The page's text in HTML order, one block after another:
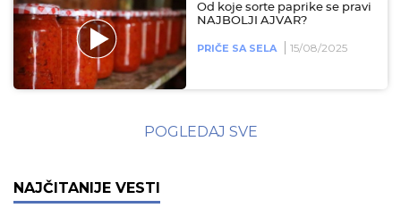
Od koje sorte paprike se pravi
NAJBOLJI AJVAR?
PRIČE SA SELA 15/08/2025
POGLEDAJ SVE
NAJČITANIJE VESTI